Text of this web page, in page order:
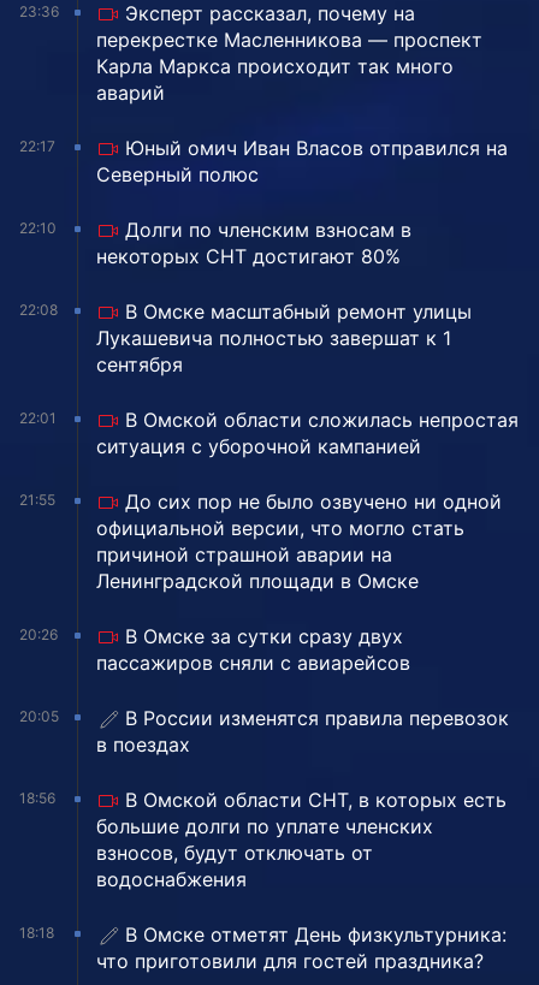
23:36
Эксперт рассказал, почему на
перекрестке Масленникова — проспект
Карла Маркса происходит так много
аварий
22:17
Юный омич Иван Власов отправился на
Северный полюс
22:10
Долги по членским взносам в
некоторых СНТ достигают 80%
22:08
В Омске масштабный ремонт улицы
Лукашевича полностью завершат к 1
сентября
22:01
В Омской области сложилась непростая
ситуация с уборочной кампанией
21:55
До сих пор не было озвучено ни одной
официальной версии, что могло стать
причиной страшной аварии на
Ленинградской площади в Омске
20:26
В Омске за сутки сразу двух
пассажиров сняли с авиарейсов
20:05
В России изменятся правила перевозок
в поездах
18:56
В Омской области СНТ, в которых есть
большие долги по уплате членских
взносов, будут отключать от
водоснабжения
18:18
В Омске отметят День физкультурника:
что приготовили для гостей праздника?